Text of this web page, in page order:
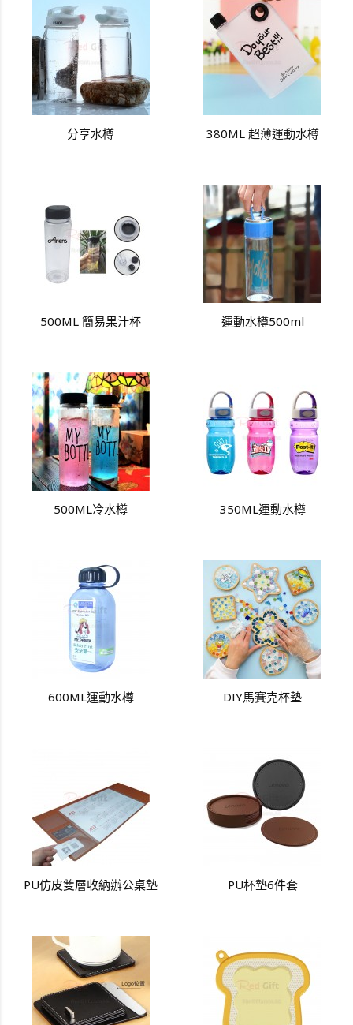
分享水樽 380ML 超薄運動水樽
500ML 簡易果汁杯 運動水樽500ml
500ML冷水樽 350ML運動水樽
600ML運動水樽 DIY馬賽克杯墊
PU仿皮雙層收納辦公桌墊 PU杯墊6件套